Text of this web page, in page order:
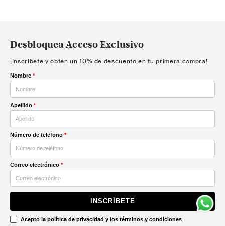
Desbloquea Acceso Exclusivo
¡Inscríbete y obtén un 10% de descuento en tu primera compra!
Nombre *
Apellido *
Número de teléfono *
Correo electrónico *
INSCRÍBETE
Acepto la política de privacidad y los términos y condiciones